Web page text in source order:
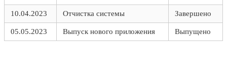
10.04.2023 Отчистка системы Завершено
05.05.2023 Выпуск нового приложения Выпущено